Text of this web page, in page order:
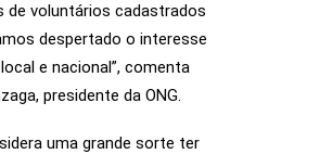
de voluntários cadastrados
despertado o interesse
e nacional”, comenta
presidente da ONG.
uma grande sorte ter